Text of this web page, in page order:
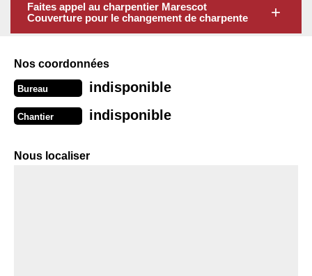
Faites appel au charpentier Marescot
Couverture pour le changement de charpente
Nos coordonnées
Bureau indisponible
Chantier indisponible
Nous localiser